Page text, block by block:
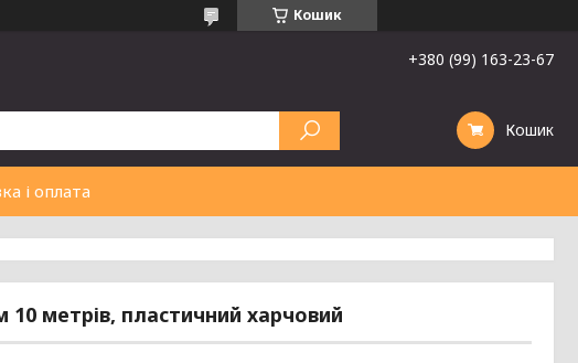
Кошик
+380 (99) 163-23-67
Кошик
і оплата
метрів, пластичний харчовий